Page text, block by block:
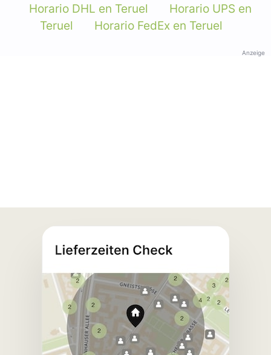
Horario DHL en Teruel
Horario UPS en
Teruel
Horario FedEx en Teruel
Anzeige